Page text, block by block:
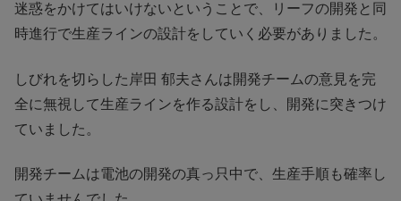
迷惑をかけてはいけないということで、リーフの開発と同
時進行で生産ラインの設計をしていく必要がありました。
しびれを切らした岸田 郁夫さんは開発チームの意見を完
全に無視して生産ラインを作る設計をし、開発に突きつけ
ていました。
開発チームは電池の開発の真っ只中で、生産手順も確率し